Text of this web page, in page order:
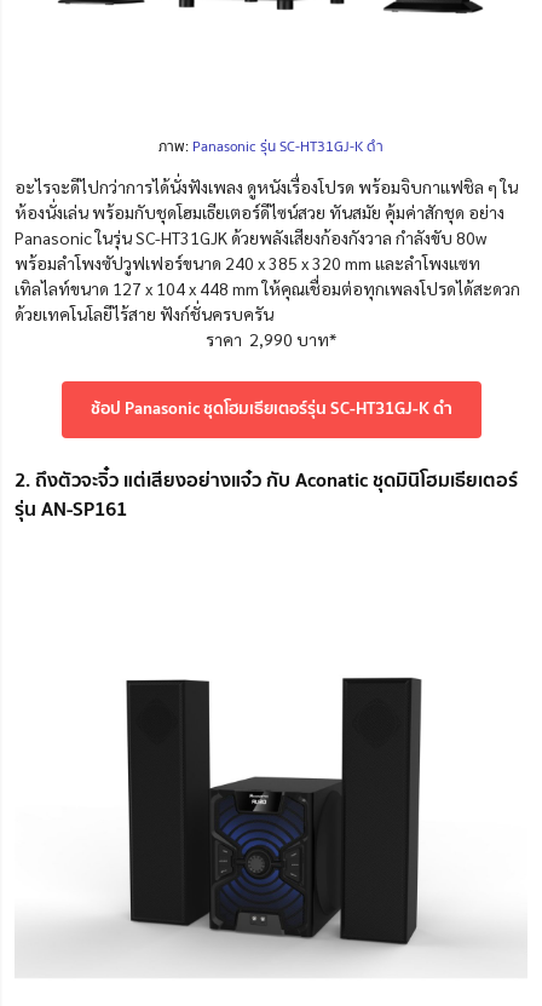
ภาพ: Panasonic รุ่น SC-HT31GJ-K ดำ
อะไรจะดีไปกว่าการได้นั่งฟังเพลง ดูหนังเรื่องโปรด พร้อมจิบกาแฟชิล ๆ ใน
ห้องนั่งเล่น พร้อมกับชุดโฮมเธียเตอร์ดีไซน์สวย ทันสมัย คุ้มค่าสักชุด อย่าง
Panasonic ในรุ่น SC-HT31GJK ด้วยพลังเสียงก้องกังวาล กำลังขับ 80w
พร้อมลำโพงซัปวูฟเฟอร์ขนาด 240 x 385 x 320 mm และลำโพงแซท
เทิลไลท์ขนาด 127 x 104 x 448 mm ให้คุณเชื่อมต่อทุกเพลงโปรดได้สะดวก
ด้วยเทคโนโลยีไร้สาย ฟังก์ชั่นครบครัน
ราคา 2,990 บาท*
ช้อป Panasonic ชุดโฮมเธียเตอร์รุ่น SC-HT31GJ-K ดำ
2. ถึงตัวจะจิ๋ว แต่เสียงอย่างแจ๋ว กับ Aconatic ชุดมินิโฮมเธียเตอร์
รุ่น AN-SP161